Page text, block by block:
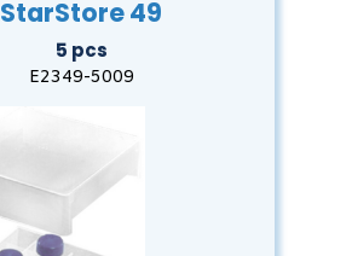
StarStore 49
5 pcs
E2349-5009